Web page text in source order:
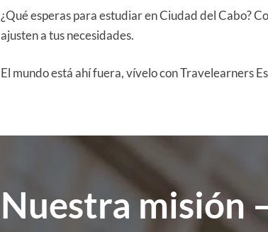
¿Qué esperas para estudiar en Ciudad del Cabo?
ajusten a tus necesidades.
El mundo está ahí fuera, vívelo con Travelearners
Nuestra misión